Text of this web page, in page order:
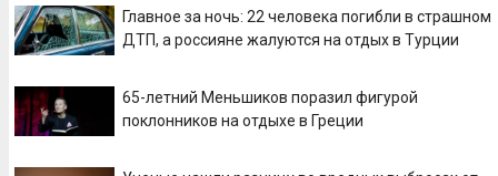
Главное за ночь: 22 человека погибли в страшном
ДТП, а россияне жалуются на отдых в Турции
65-летний Меньшиков поразил фигурой
поклонников на отдыхе в Греции